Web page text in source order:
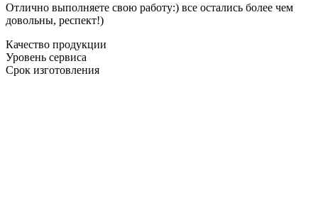
Отлично выполняете свою работу:) все остались более чем
довольны, респект!)
Качество продукции
Уровень сервиса
Срок изготовления